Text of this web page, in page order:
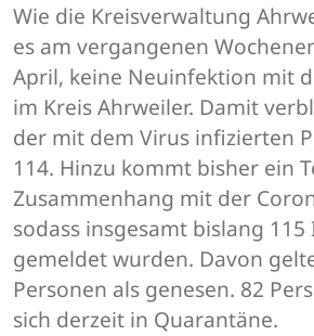
Wie die Kreisverwaltung
es am vergangenen
April, keine Neuinfektion mit
im Kreis Ahrweiler. Damit
der mit dem Virus infizierten
114. Hinzu kommt bisher ein
Zusammenhang mit der
sodass insgesamt bislang
gemeldet wurden. Davon
Personen als genesen. 82
sich derzeit in Quarantäne.